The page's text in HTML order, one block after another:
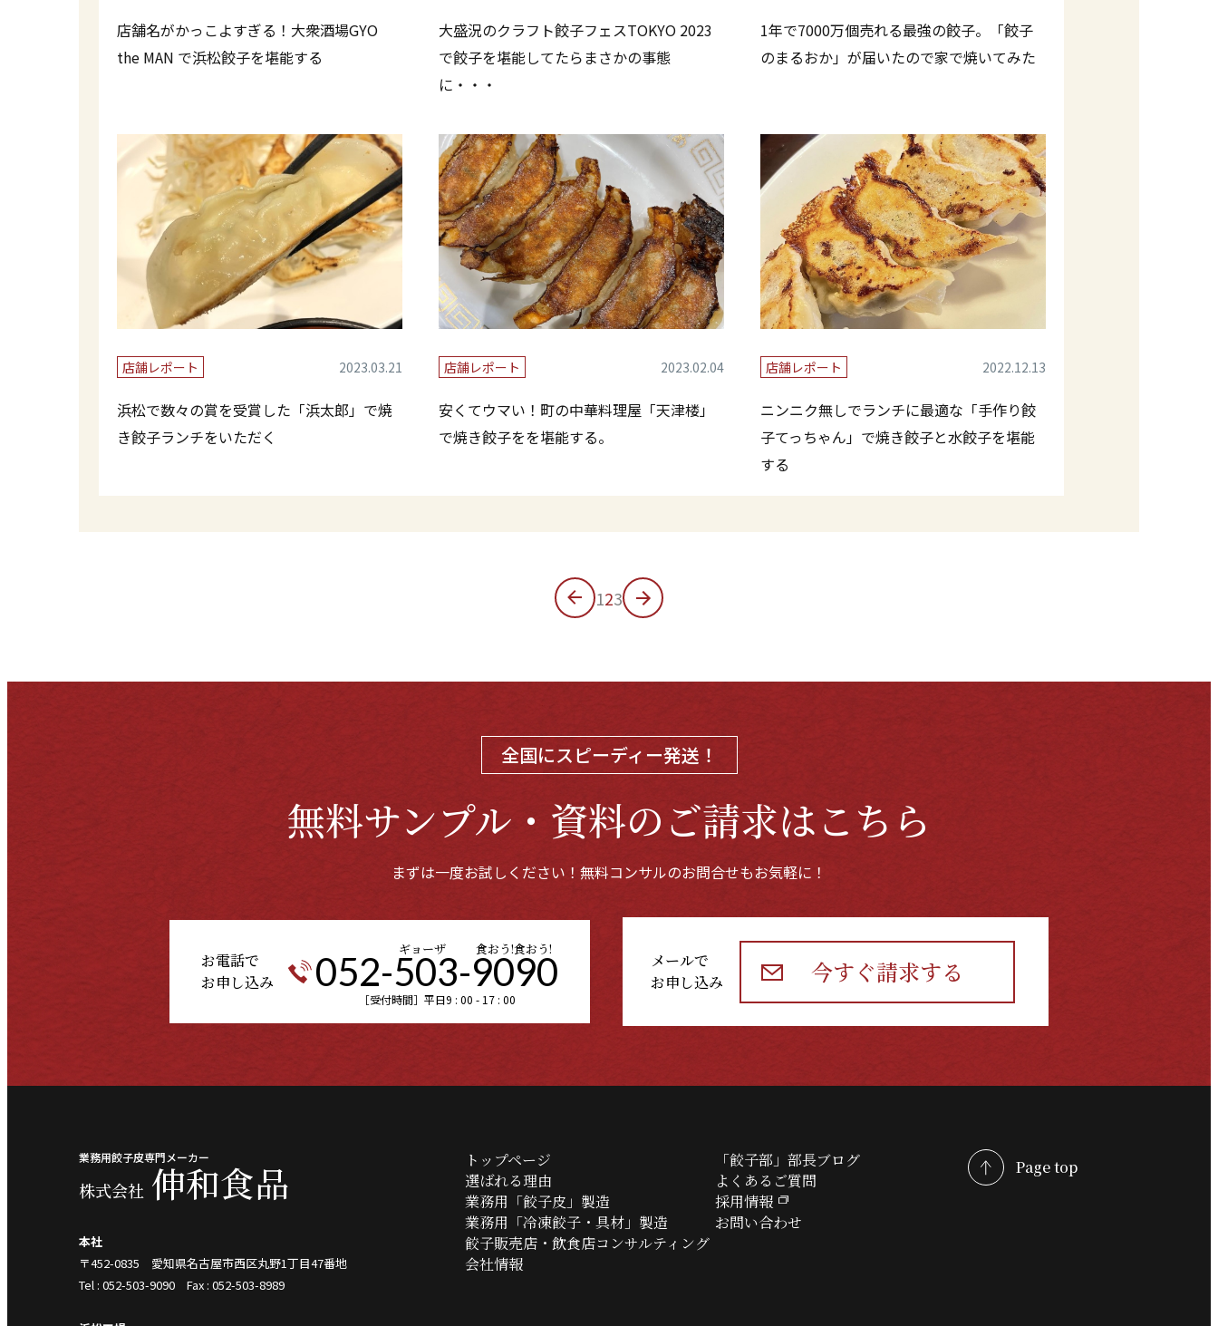
店舗名がかっこよすぎる！大衆酒場GYO
the MAN で浜松餃子を堪能する
大盛況のクラフト餃子フェスTOKYO 2023
で餃子を堪能してたらまさかの事態
に・・・
1年で7000万個売れる最強の餃子。「餃子
のまるおか」が届いたので家で焼いてみた
店舗レポート 2023.03.21
浜松で数々の賞を受賞した「浜太郎」で焼
店舗レポート 2023.02.04
安くてウマい！町の中華料理屋「天津楼」
で焼き餃子をを堪能する。
店舗レポート 2022.12.13
ニンニク無しでランチに最適な「手作り餃
子てっちゃん」で焼き餃子と水餃子を堪能
する
123
全国にスピーディー発送！
無料サンプル・資料のご請求はこちら
まずは一度お試しください！ 無料コンサルのお問合せもお気軽に！
お電話で
お申し込み
ギョーザ 食おう!食おう!
052-503-9090
［受付時間］平日9 : 00 - 17 : 00
メールで
お申し込み
今すぐ請求する
業務用餃子皮専門メーカー
株式会社 伸和食品
本社
〒452-0835 愛知県名古屋市西区丸野1丁目47番地
Tel : 052-503-9090 Fax : 052-503-8989
トップページ
選ばれる理由
業務用「餃子皮」製造
業務用「冷凍餃子・具材」製造
餃子販売店・飲食店コンサルティング
会社情報
「餃子部」部長ブログ
よくあるご質問
採用情報
お問い合わせ
Page top